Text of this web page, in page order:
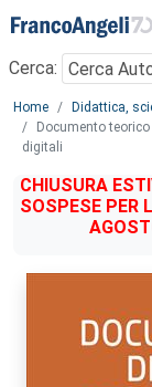
Menu
Cerca:
Main content
Home
Didattica,
Documento
digitali
CHIUSURA
SOSPESE PER